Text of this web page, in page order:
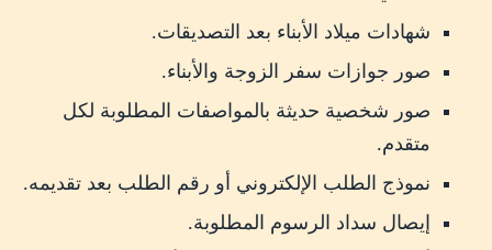
شهادات ميلاد الأبناء بعد التصديقات.
صور جوازات سفر الزوجة والأبناء.
صور شخصية حديثة بالمواصفات المطلوبة لكل
متقدم.
نموذج الطلب الإلكتروني أو رقم الطلب بعد تقديمه.
إيصال سداد الرسوم المطلوبة.